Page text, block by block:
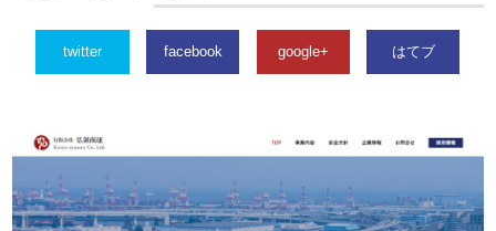
twitter facebook google+ はてブ